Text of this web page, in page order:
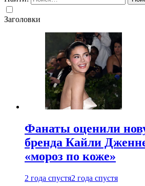
Заголовки
Фанаты оценили
бренда Кайли
«мороз по коже»
2 года спустя2 года спустя